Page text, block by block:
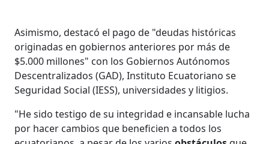
Asimismo, destacó el pago de "deudas históricas
originadas en gobiernos anteriores por más de
$5.000 millones" con los Gobiernos Autónomos
Descentralizados (GAD), Instituto Ecuatoriano se
Seguridad Social (IESS), universidades y litigios.
"He sido testigo de su integridad e incansable lucha
por hacer cambios que beneficien a todos los